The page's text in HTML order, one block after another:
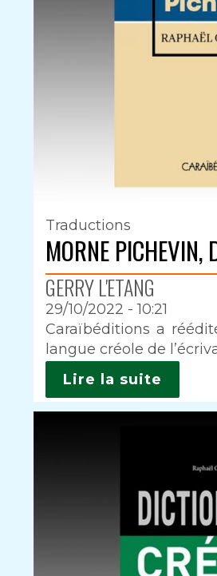
Traductions
MORNE PICHEVIN,
GERRY L'ETANG
29/10/2022 - 10:21
Intro
Caraïbéditions a
langue créole de
Lire la suite